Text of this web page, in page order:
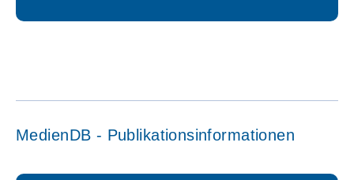
MedienDB - Publikationsinformationen